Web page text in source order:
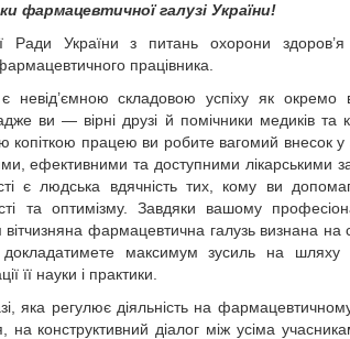
фармацевтичної галузі України!
Ради України з питань охорони
працівника.
невід’ємною складовою успіху як окремо
ви — вірні друзі й помічники медиків та
працею ви робите вагомий внесок у
ефективними та доступними лікарськими
є людська вдячність тих, кому ви
та оптимізму. Завдяки вашому
фармацевтична галузь визнана на
максимум зусиль на шляху
її науки і практики.
яка регулює діяльність на
конструктивний діалог між усіма